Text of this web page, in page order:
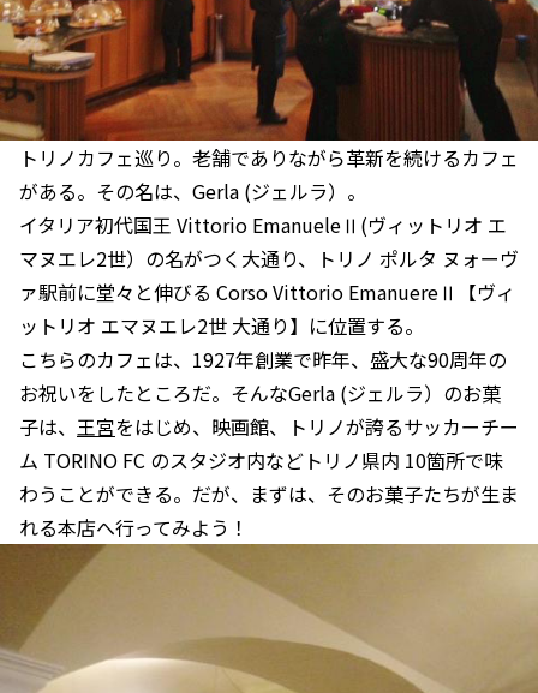
トリノカフェ巡り。老舗でありながら革新を続けるカフェ
がある。その名は、Gerla (ジェルラ）。
イタリア初代国王 Vittorio EmanueleⅡ(ヴィットリオ エ
マヌエレ2世）の名がつく大通り、トリノ ポルタ ヌォーヴ
ァ駅前に堂々と伸びる Corso Vittorio EmanuereⅡ【ヴィ
ットリオ エマヌエレ2世 大通り】に位置する。
こちらのカフェは、1927年創業で昨年、盛大な90周年の
お祝いをしたところだ。そんなGerla (ジェルラ）のお菓
子は、 王宮をはじめ、映画館、トリノが誇るサッカーチー
ム TORINO FC のスタジオ内などトリノ県内 10箇所で味
わうことができる。だが、まずは、そのお菓子たちが生ま
れる本店へ行ってみよう！